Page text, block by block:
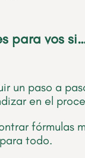
para vos
un paso a
en el
fórmulas
todo.